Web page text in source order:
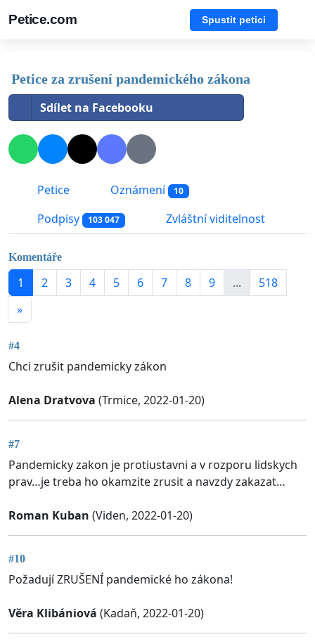
Petice.com Spustit petici
Petice za zrušení pandemického zákona
Sdílet na Facebooku
Petice Oznámení 10
Podpisy 103 047 Zvláštní viditelnost
Komentáře
1 2 3 4 5 6 7 8 9 ...
518
»
#4
Chci zrušit pandemicky zákon
Alena Dratvova (Trmice, 2022-01-20)
#7
Pandemicky zakon je protiustavni a v rozporu lidskych
prav…je treba ho okamzite zrusit a navzdy zakazat…
Roman Kuban (Viden, 2022-01-20)
#10
Požadují ZRUŠENÍ pandemické ho zákona!
Věra Klibániová (Kadaň, 2022-01-20)